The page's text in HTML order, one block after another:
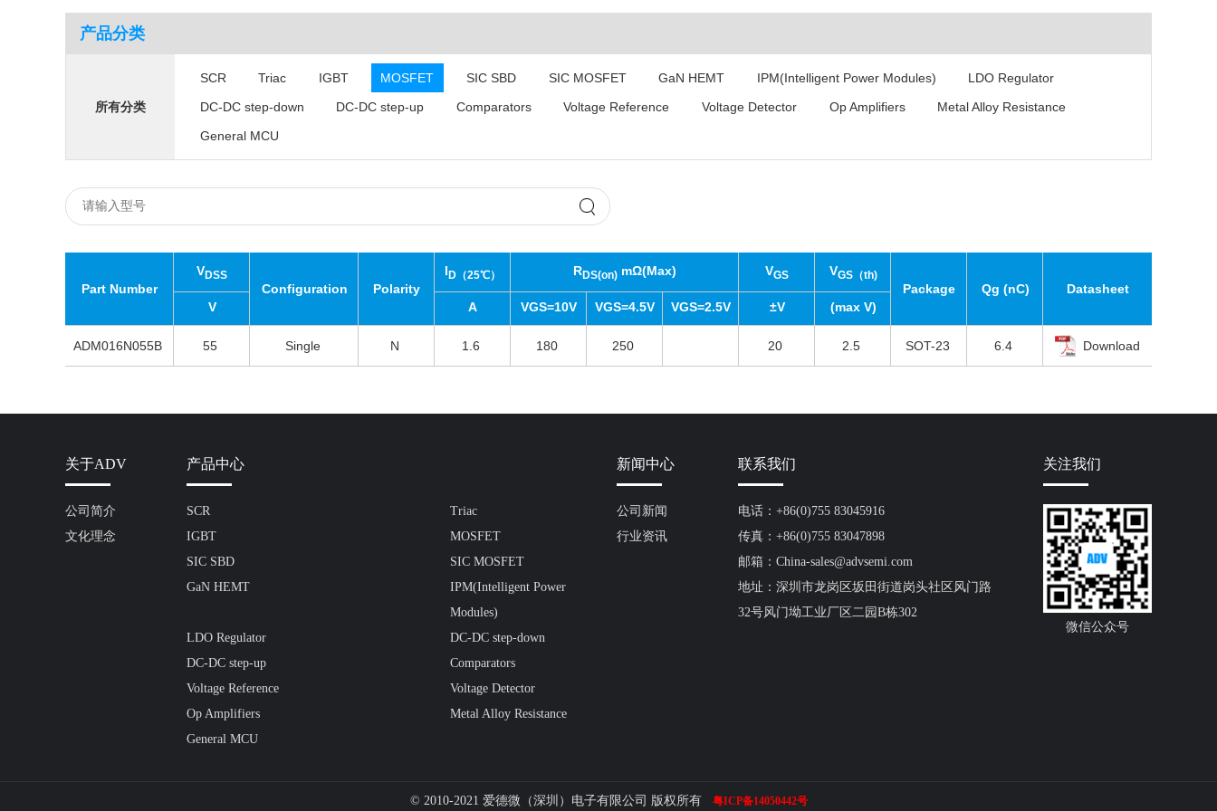
产品分类
所有分类
SCR Triac IGBT MOSFET SIC SBD SIC MOSFET GaN HEMT IPM(Intelligent Power Modules)
LDO Regulator
DC-DC step-down
DC-DC step-up Comparators Voltage Reference Voltage Detector Op Amplifiers
Metal Alloy Resistance
General MCU
Part Number
VDSS
V
Configuration Polarity
ID（25℃）
A
RDS(on) mΩ(Max)
VGS=10V VGS=4.5V VGS=2.5V
VGS
±V
VGS（th)
(max V)
Package Qg (nC) Datasheet
ADM016N055B 55 Single N 1.6 180 250 20 2.5 SOT-23 6.4 Download
关于ADV
公司简介
文化理念
产品中心
SCR
Triac
IGBT
MOSFET
SIC SBD
SIC MOSFET
GaN HEMT
IPM(Intelligent Power
Modules)
LDO Regulator
DC-DC step-down
DC-DC step-up
Comparators
Voltage Reference
Voltage Detector
Op Amplifiers
Metal Alloy Resistance
General MCU
新闻中心
公司新闻
行业资讯
联系我们
电话：+86(0)755 83045916
传真：+86(0)755 83047898
邮箱：China-sales@advsemi.com
地址：深圳市龙岗区坂田街道岗头社区风门路
32号风门坳工业厂区二园B栋302
关注我们
微信公众号
© 2010-2021 爱德微（深圳）电子有限公司 版权所有 粤ICP备14050442号